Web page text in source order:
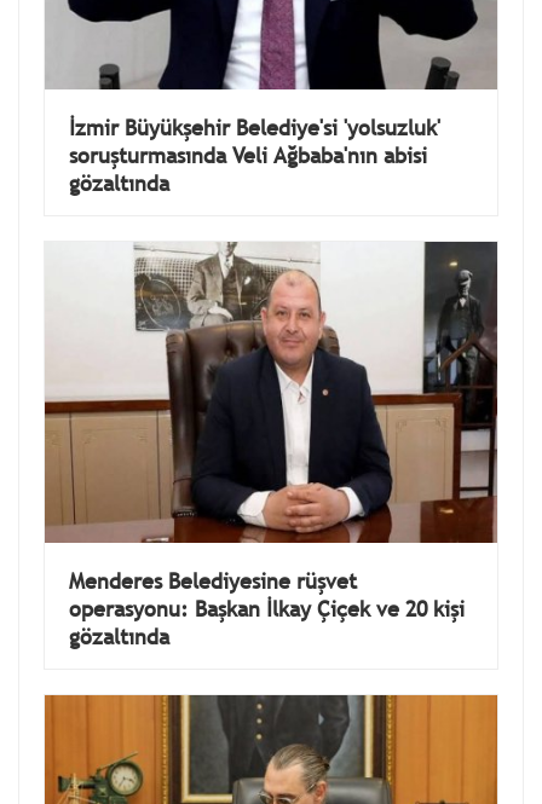
İzmir Büyükşehir Belediye'si 'yolsuzluk'
soruşturmasında Veli Ağbaba'nın abisi
gözaltında
Menderes Belediyesine rüşvet
operasyonu: Başkan İlkay Çiçek ve 20 kişi
gözaltında